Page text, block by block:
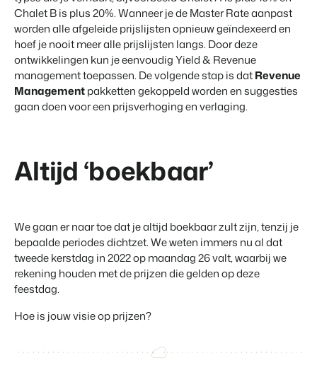
Chalet B is plus 20%. Wanneer je de Master Rate aanpast
worden alle afgeleide prijslijsten opnieuw geïndexeerd en
hoef je nooit meer alle prijslijsten langs. Door deze
ontwikkelingen kun je eenvoudig Yield & Revenue
management toepassen. De volgende stap is datRevenue
Managementpakketten gekoppeld worden en suggesties
gaan doen voor een prijsverhoging en verlaging.
Altijd ‘boekbaar’
We gaan er naar toe dat je altijd boekbaar zult zijn, tenzij je
bepaalde periodes dichtzet. We weten immers nu al dat
tweede kerstdag in 2022 op maandag 26 valt, waarbij we
rekening houden met de prijzen die gelden op deze
feestdag.
Hoe is jouw visie op prijzen?